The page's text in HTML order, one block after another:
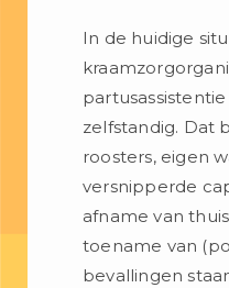
In de huidige
zelfstandig. Dat
roosters, eigen
versnipperde
afname van
toename van
bevallingen